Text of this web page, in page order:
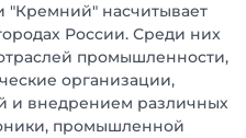
"Кремний" насчитывает
России. Среди них
промышленности,
организации,
и внедрением различных
промышленной